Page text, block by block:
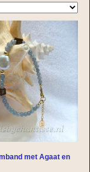
met Agaat en